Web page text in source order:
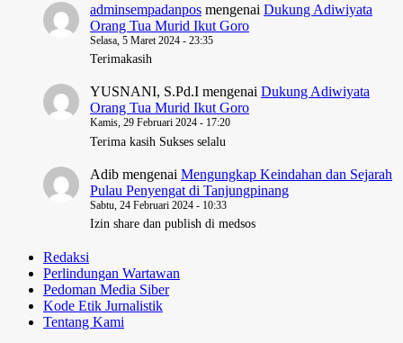
adminsempadanpos mengenai Dukung Adiwiyata
Orang Tua Murid Ikut Goro
Selasa, 5 Maret 2024 - 23:35
Terimakasih
YUSNANI, S.Pd.I mengenai Dukung Adiwiyata
Orang Tua Murid Ikut Goro
Kamis, 29 Februari 2024 - 17:20
Terima kasih Sukses selalu
Adib mengenai Mengungkap Keindahan dan Sejarah
Pulau Penyengat di Tanjungpinang
Sabtu, 24 Februari 2024 - 10:33
Izin share dan publish di medsos
Redaksi
Perlindungan Wartawan
Pedoman Media Siber
Kode Etik Jurnalistik
Tentang Kami